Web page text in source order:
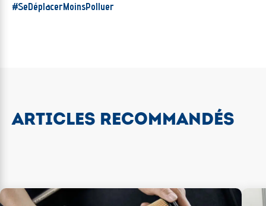
#SeDéplacerMoinsPolluer
ARTICLES RECOMMANDÉS